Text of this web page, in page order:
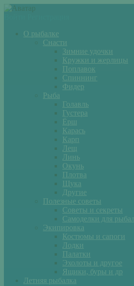
О рыбалке
Снасти
Зимние удочки
Кружки и жерлицы
Поплавок
Спиннинг
Фидер
Рыба
Голавль
Густера
Ёрш
Карась
Карп
Лещ
Линь
Окунь
Плотва
Щука
Другие
Полезные советы
Советы и секреты
Самоделки для
Экипировка
Костюмы и сапоги
Лодки
Палатки
Эхолоты и другое
Ящики, буры и др
Летняя рыбалка